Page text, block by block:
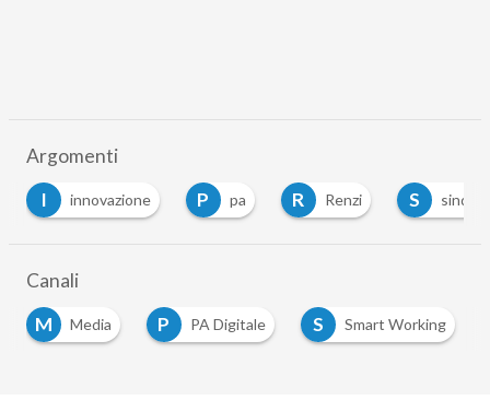
Argomenti
innovazione P pa R Renzi S
Canali
M
Media P PA Digitale S
Smart Working